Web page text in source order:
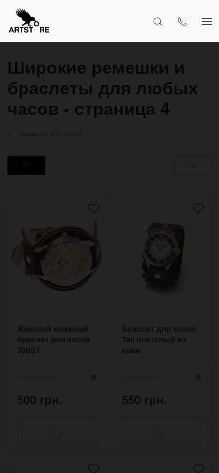
Широкие ремешки и
браслеты для любых
часов - страница 4
Женский кожаный
браслет для часов
300ST
500 грн.
Браслет для часов
Tail плетеный из
кожи
550 грн.